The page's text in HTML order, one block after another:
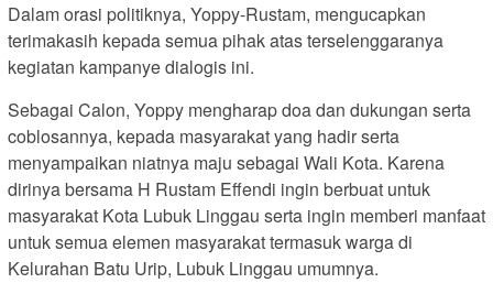
Dalam orasi politiknya, Yoppy-Rustam, mengucapkan
terimakasih kepada semua pihak atas terselenggaranya
kegiatan kampanye dialogis ini.
Sebagai Calon, Yoppy mengharap doa dan dukungan serta
coblosannya, kepada masyarakat yang hadir serta
menyampaikan niatnya maju sebagai Wali Kota. Karena
dirinya bersama H Rustam Effendi ingin berbuat untuk
masyarakat Kota Lubuk Linggau serta ingin memberi manfaat
untuk semua elemen masyarakat termasuk warga di
Kelurahan Batu Urip, Lubuk Linggau umumnya.